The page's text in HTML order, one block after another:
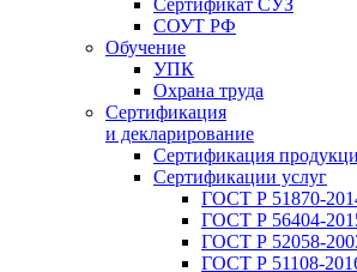
Сертификат СУЗ
СОУТ РФ
Обучение
УПК
Охрана труда
Сертификация
и декларирование
Сертификация
Сертификации услуг
ГОСТ Р 51870-
ГОСТ Р 56404-
ГОСТ Р 52058-
ГОСТ Р 51108-